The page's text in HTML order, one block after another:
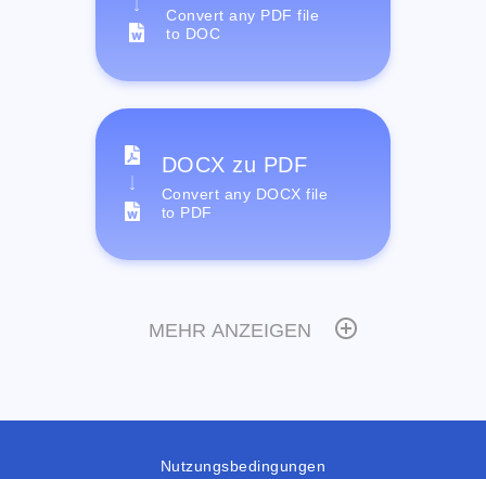
Convert any PDF file
to DOC
DOCX zu PDF
Convert any DOCX file
to PDF
MEHR ANZEIGEN
Nutzungsbedingungen